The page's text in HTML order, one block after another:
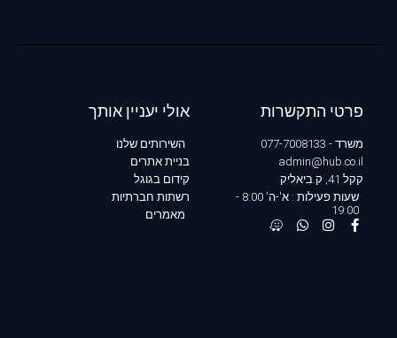
פרטי התקשרות
משרד - 077-7008133
admin@hub.co.il
קקל 41, ק.ביאליק
שעות פעילות : א'-ה' 8:00 -
19:00
אולי יעניין אותך
השירותים שלנו
בניית אתרים
קידום בגוגל
רשתות חברתיות
מאמרים